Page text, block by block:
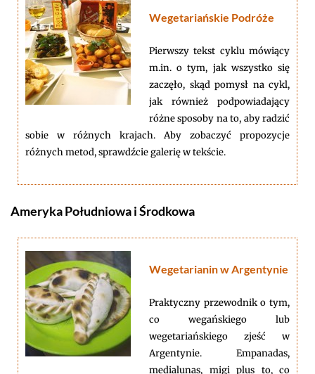
Wegetariańskie Podróże
Pierwszy tekst cyklu mówiący
m.in. o tym, jak wszystko się
zaczęło, skąd pomysł na cykl,
jak również podpowiadający
różne sposoby na to, aby radzić
sobie w różnych krajach. Aby zobaczyć propozycje
różnych metod, sprawdźcie galerię w tekście.
Ameryka Południowa i Środkowa
Wegetarianin w Argentynie
Praktyczny przewodnik o tym,
co wegańskiego lub
wegetariańskiego zjeść w
Argentynie. Empanadas,
medialunas, migi plus to, co